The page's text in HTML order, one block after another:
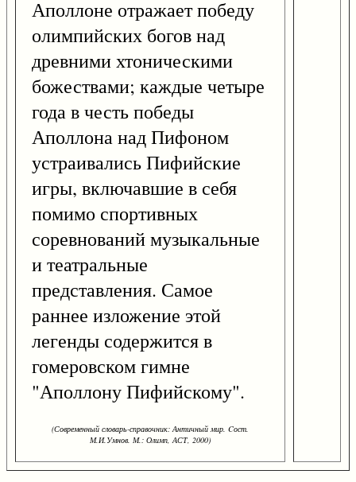
Аполлоне отражает победу
олимпийских богов над
древними хтоническими
божествами; каждые четыре
года в честь победы
Аполлона над Пифоном
устраивались Пифийские
игры, включавшие в себя
помимо спортивных
соревнований музыкальные
и театральные
представления. Самое
раннее изложение этой
легенды содержится в
гомеровском гимне
"Аполлону Пифийскому".
(Современный словарь-справочник: Античный мир. Cост.
М.И.Умнов. М.: Олимп, АСТ, 2000)